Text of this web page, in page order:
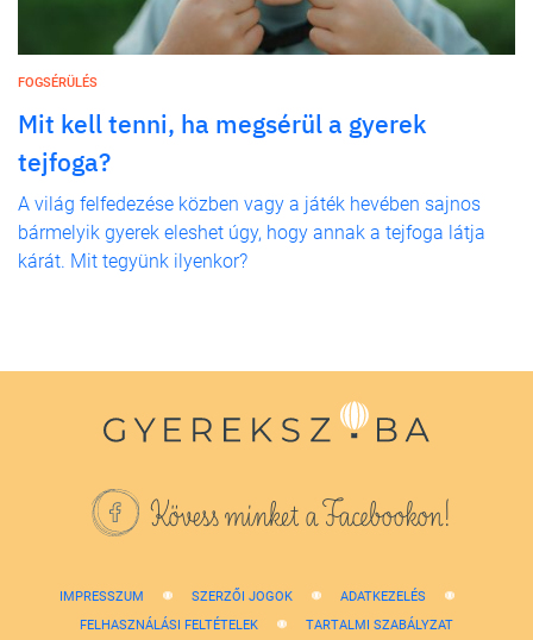
FOGSÉRÜLÉS
Mit kell tenni, ha megsérül a gyerek
tejfoga?
A világ felfedezése közben vagy a játék hevében sajnos
bármelyik gyerek eleshet úgy, hogy annak a tejfoga látja
kárát. Mit tegyünk ilyenkor?
Kövess minket a Facebookon!
IMPRESSZUM SZERZŐI JOGOK
ADATKEZELÉS
FELHASZNÁLÁSI FELTÉTELEK
TARTALMI SZABÁLYZAT